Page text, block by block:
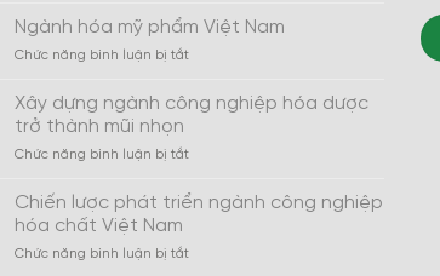
Ngành hóa mỹ phẩm Việt Nam
Chức năng bình luận bị tắtở
mỹ
Việt
Xây dựng ngành công nghiệp hóa dược
trở thành mũi nhọn
Chức năng bình luận bị tắtở
dựng
ngành
nghiệp
Chiến lược phát triển ngành công nghiệp
hóa chất Việt Nam
Chức năng bình luận bị tắtở